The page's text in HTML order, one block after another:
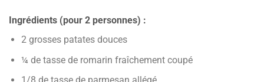
Ingrédients (pour 2 personnes) :
2 grosses patates douces
¼ de tasse de romarin fraîchement coupé